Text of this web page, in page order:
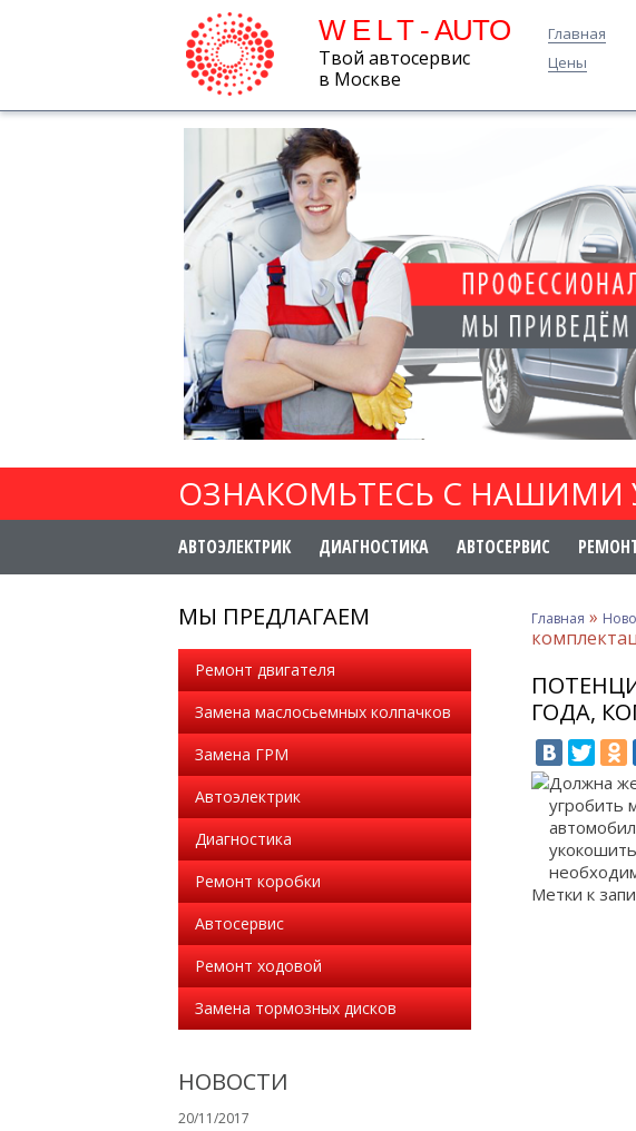
W E L T - AUTO
Твой автосервис
в Москве
Главная
Цены
ОЗНАКОМЬТЕСЬ С НАШИМИ
АВТОЭЛЕКТРИК ДИАГНОСТИКА АВТОСЕРВИС
МЫ ПРЕДЛАГАЕМ
Ремонт двигателя
Замена маслосьемных колпачков
Замена ГРМ
Автоэлектрик
Диагностика
Ремонт коробки
Автосервис
Ремонт ходовой
Замена тормозных дисков
НОВОСТИ
20/11/2017
Главная »
ГОДА,
Должна
угробить
Метки к